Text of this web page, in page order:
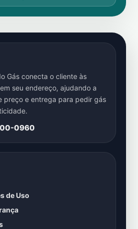
Gás conecta o cliente às
seu endereço, ajudando a
preço e entrega para pedir gás
0960
de Uso